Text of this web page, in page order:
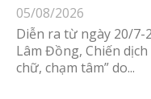
05/08/2026
Diễn ra từ ngày 20/7-
Lâm Đồng, Chiến
chữ, chạm tâm” do...